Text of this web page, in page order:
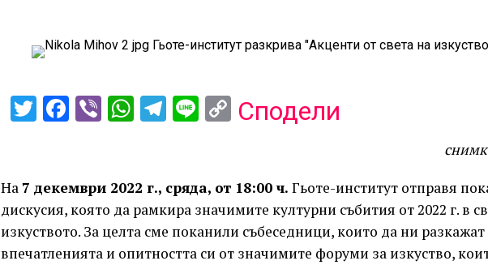
Twitter
Facebook
ViberWhatsApp
Telegram
LineCopy
Сподели
На7 декември 2022 г., сряда, от 18:00 ч. Гьоте-институт отправя
дискусия, която да рамкира значимите културни събития от 2022 г. в
изкуството. За целта сме поканили събеседници, които да ни
впечатленията и опитността си от значимите форуми за изкуство,